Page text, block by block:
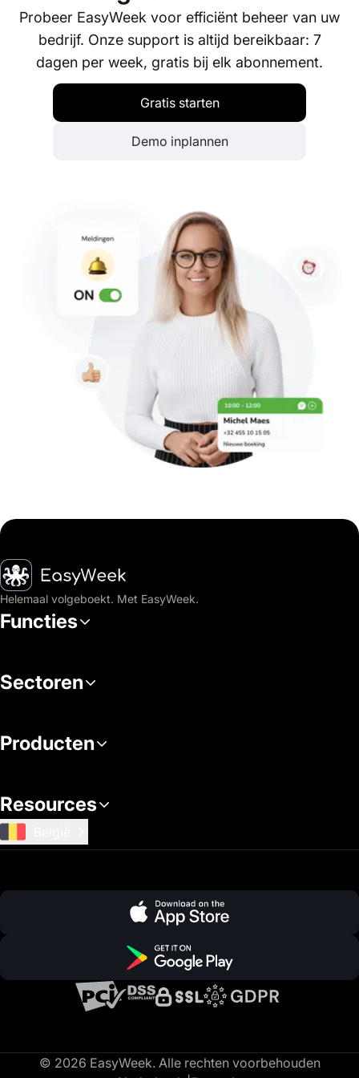
Probeer EasyWeek voor efficiënt beheer van uw
bedrijf. Onze support is altijd bereikbaar: 7
dagen per week, gratis bij elk abonnement.
Gratis starten
Demo inplannen
Startpagina
Helemaal volgeboekt. Met EasyWeek.
Functies
Sectoren
Producten
Resources
© 2026 EasyWeek. Alle rechten voorbehouden